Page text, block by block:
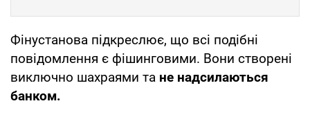
Фінустанова підкреслює, що всі подібні
повідомлення є фішинговими. Вони створені
виключно шахраями та не надсилаються
банком.